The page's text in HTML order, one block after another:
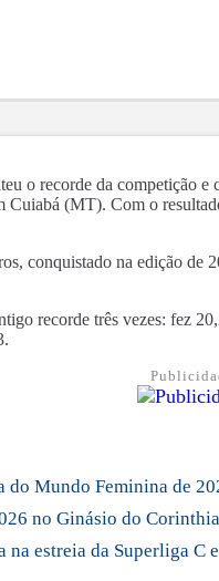
o recorde da competição
(MT). Com o
conquistado na edição
recorde três vezes: fez
do Mundo Feminina de
no Ginásio do
estreia da Superliga C